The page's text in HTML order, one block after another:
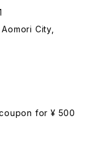
City,
for ¥ 500